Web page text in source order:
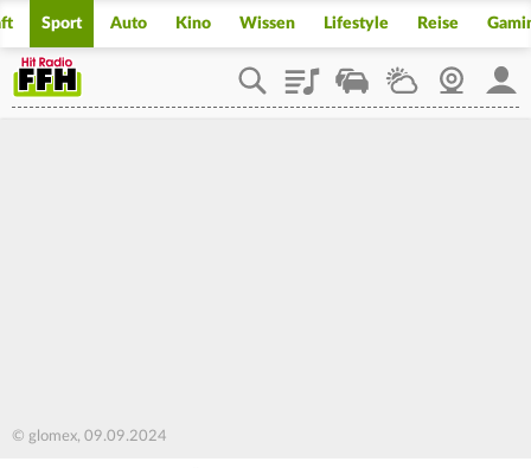
Sport Auto Kino Wissen Lifestyle Reise
PlaylistStaupilotWetterWebcam
© glomex, 09.09.2024